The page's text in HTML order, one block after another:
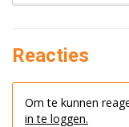
Reacties
Om te kunnen
in te loggen.